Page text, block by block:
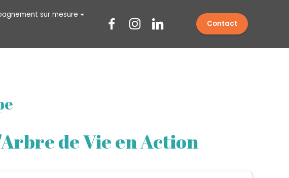
sur mesure
Contact
de Vie en Action